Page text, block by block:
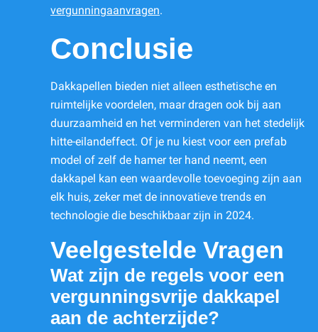
vergunningaanvragen.
Conclusie
Dakkapellen bieden niet alleen esthetische en
ruimtelijke voordelen, maar dragen ook bij aan
duurzaamheid en het verminderen van het stedelijk
hitte-eilandeffect. Of je nu kiest voor een prefab
model of zelf de hamer ter hand neemt, een
dakkapel kan een waardevolle toevoeging zijn aan
elk huis, zeker met de innovatieve trends en
technologie die beschikbaar zijn in 2024.
Veelgestelde Vragen
Wat zijn de regels voor een
vergunningsvrije dakkapel
aan de achterzijde?